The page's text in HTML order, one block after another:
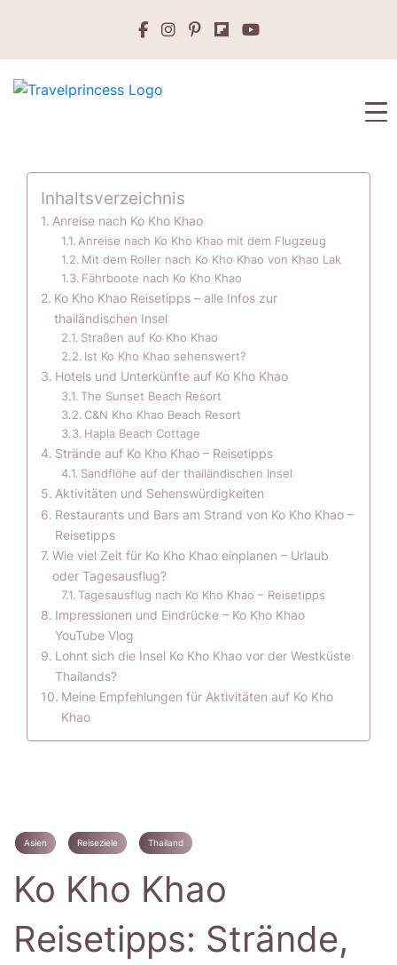
Inhaltsverzeichnis
Anreise nach Ko Kho Khao
Anreise nach Ko Kho Khao mit dem Flugzeug
Mit dem Roller nach Ko Kho Khao von Khao Lak
Fährboote nach Ko Kho Khao
Ko Kho Khao Reisetipps – alle Infos zur
thailändischen Insel
Straßen auf Ko Kho Khao
Ist Ko Kho Khao sehenswert?
Hotels und Unterkünfte auf Ko Kho Khao
The Sunset Beach Resort
C&N Kho Khao Beach Resort
Hapla Beach Cottage
Strände auf Ko Kho Khao – Reisetipps
Sandflöhe auf der thailändischen Insel
Aktivitäten und Sehenswürdigkeiten
Restaurants und Bars am Strand von Ko Kho Khao –
Reisetipps
Wie viel Zeit für Ko Kho Khao einplanen – Urlaub
oder Tagesausflug?
Tagesausflug nach Ko Kho Khao – Reisetipps
Impressionen und Eindrücke – Ko Kho Khao
YouTube Vlog
Lohnt sich die Insel Ko Kho Khao vor der Westküste
Thailands?
Meine Empfehlungen für Aktivitäten auf Ko Kho
Khao
Asien Reiseziele Thailand
Ko Kho Khao
Reisetipps: Strände,